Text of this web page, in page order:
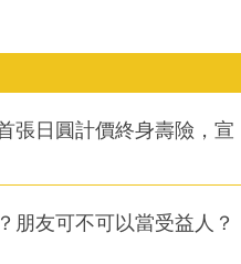
張日圓計價終身壽險，宣
朋友可不可以當受益人？